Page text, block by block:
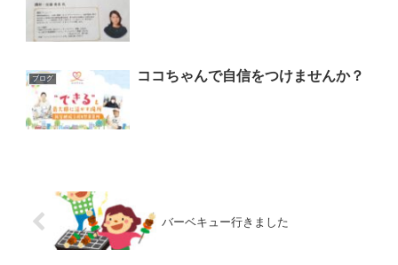
ブログ ココちゃんで自信をつけませんか？
バーベキュー行きました